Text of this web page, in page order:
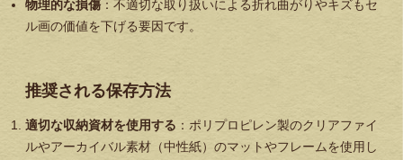
物理的な損傷 ：不適切な取り扱いによる折れ曲がりやキズもセ
ル画の価値を下げる要因です。
推奨される保存方法
適切な収納資材を使用する ：ポリプロピレン製のクリアファイ
ルやアーカイバル素材（中性紙）のマットやフレームを使用し